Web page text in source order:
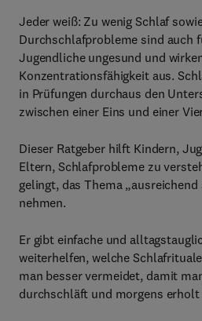
Jeder weiß: Zu wenig Schlaf
Durchschlafprobleme sind auch
Jugendliche ungesund und
Konzentrationsfähigkeit aus.
in Prüfungen durchaus den
zwischen einer Eins und einer
Dieser Ratgeber hilft Kindern,
Eltern, Schlafprobleme zu
gelingt, das Thema
nehmen.
Er gibt einfache und
weiterhelfen, welche
man besser vermeidet, damit
durchschläft und morgens erholt